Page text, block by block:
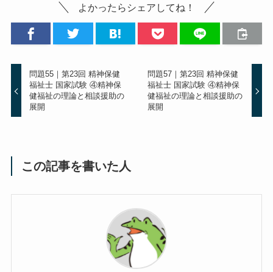
よかったらシェアしてね！
問題55｜第23回 精神保健
福祉士 国家試験 ④精神保
健福祉の理論と相談援助の
展開
問題57｜第23回 精神保健
福祉士 国家試験 ④精神保
健福祉の理論と相談援助の
展開
この記事を書いた人